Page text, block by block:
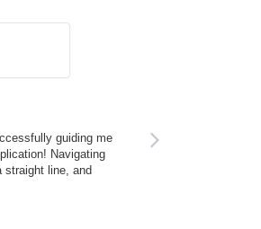
guiding me
Navigating
straight line, and